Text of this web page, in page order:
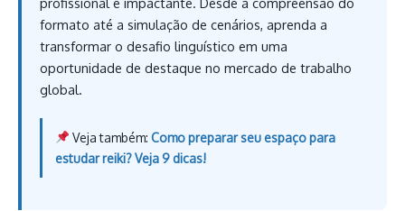
formato até a simulação de cenários, aprenda a
transformar o desafio linguístico em uma
oportunidade de destaque no mercado de trabalho
global.
Veja também: Como preparar seu espaço para
estudar reiki? Veja 9 dicas!